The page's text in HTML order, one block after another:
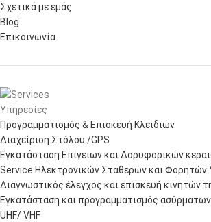
Σχετικά με εμάς
Blog
Επικοινωνία
Υπηρεσίες
Προγραμματισμός & Επισκευή Κλειδιών
Διαχείριση Στόλου /GPS
Εγκατάσταση Επίγειων και Δορυφορικών
Service Ηλεκτρονικών Σταθερών και Φορητών
Διαγνωστικός έλεγχος και επισκευή κινητών
Εγκατάσταση και προγραμματισμός
UHF/ VHF